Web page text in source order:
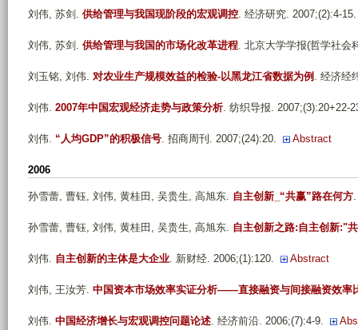
刘伟, 苏剑 . 供给管理与我国现阶段的宏观调控. 经济研究. 2007;(2):4-15.
刘伟, 苏剑 . 供给管理与我国的市场化改革进程. 北京大学学报(哲学社会
刘玉铭, 刘伟. 对农业生产规模效益的检验-以黑龙江省数据为例 . 经济经
刘伟. 2007年中国宏观经济走势与政策分析. 纺织导报. 2007;(3):20+22-
刘伟. “人均GDP”的积极信号. 招商周刊. 2007;(24):20. Abstract
2006
孙雪蕾, 曹钰, 刘伟, 黄桂田, 吴贵生, 高旭东. 自主创新_“共赢”路在何方
孙雪蕾, 曹钰, 刘伟, 黄桂田, 吴贵生, 高旭东. 自主创新之路:自主创新:"
刘伟. 自主创新的主体是大企业. 新财经. 2006;(1):120. Abstract
刘伟, 王汝芳. 中国资本市场效率实证分析——直接融资与间接融资效率
刘伟. 中国经济增长与宏观调控问题论述. 经济前沿. 2006;(7):4-9.